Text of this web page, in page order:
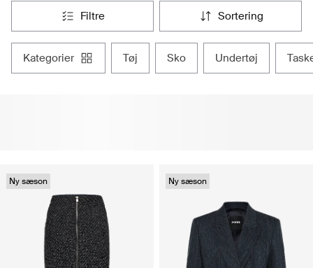
filtre sortering
kategorier tøj sko undertøj
Ny sæson Ny sæson